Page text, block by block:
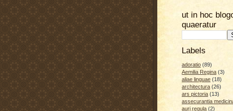
ut in hoc
quaeratur
Labels
adoratio (89)
Aemilia Regina (3)
aliae linguae (18)
architectura (26)
ars pictoria (13)
assecurantia
auri regula (2)